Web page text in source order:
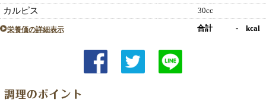
カルピス 30cc
栄養価の詳細表示 合計 - kcal